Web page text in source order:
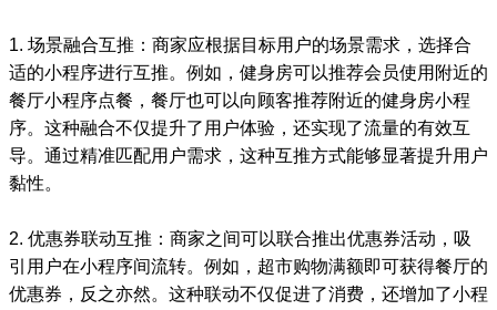
1. 场景融合互推：商家应根据目标用户的场景需求，选择合
适的小程序进行互推。例如，健身房可以推荐会员使用附近的
餐厅小程序点餐，餐厅也可以向顾客推荐附近的健身房小程
序。这种融合不仅提升了用户体验，还实现了流量的有效互
导。通过精准匹配用户需求，这种互推方式能够显著提升用户
黏性。
2. 优惠券联动互推：商家之间可以联合推出优惠券活动，吸
引用户在小程序间流转。例如，超市购物满额即可获得餐厅的
优惠券，反之亦然。这种联动不仅促进了消费，还增加了小程